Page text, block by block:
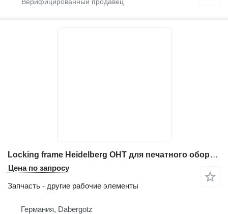
Locking frame Heidelberg OHT для печатного оборудования
Цена по запросу
Запчасть - другие рабочие элементы
Германия, Dabergotz